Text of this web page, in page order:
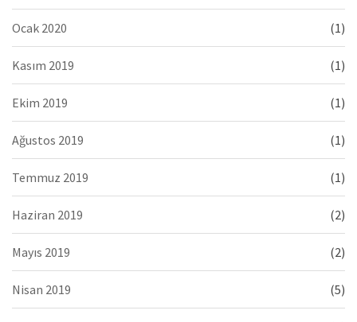
Ocak 2020 (1)
Kasım 2019 (1)
Ekim 2019 (1)
Ağustos 2019 (1)
Temmuz 2019 (1)
Haziran 2019 (2)
Mayıs 2019 (2)
Nisan 2019 (5)